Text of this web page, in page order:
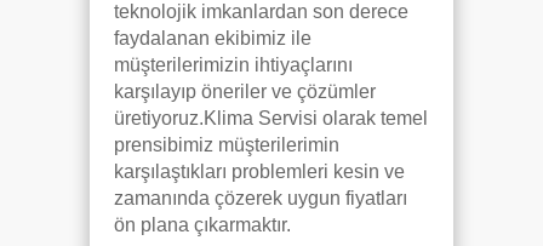
teknolojik imkanlardan son derece
faydalanan ekibimiz ile
müşterilerimizin ihtiyaçlarını
karşılayıp öneriler ve çözümler
üretiyoruz.Klima Servisi olarak temel
prensibimiz müşterilerimin
karşılaştıkları problemleri kesin ve
zamanında çözerek uygun fiyatları
ön plana çıkarmaktır.